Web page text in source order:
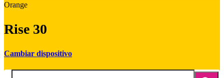
Orange
Rise 30
Cambiar dispositivo